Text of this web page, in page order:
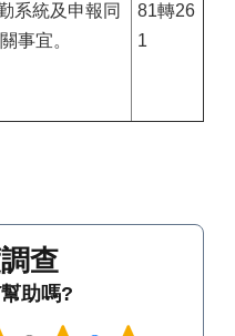
系統及申報同
事宜。
81轉26
1
查
助嗎?